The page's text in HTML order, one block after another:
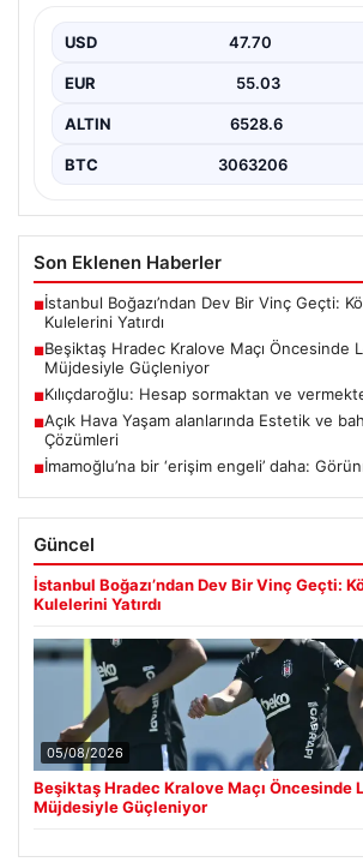
Türk futbolunun köklü kulüplerinden
USD 47.70
EUR 55.03
ALTIN 6528.6
BTC 3063206
Son Eklenen Haberler
■İstanbul Boğazı’ndan Dev Bir Vinç Geçti:
Kulelerini Yatırdı
■Beşiktaş Hradec Kralove Maçı Öncesinde
Müjdesiyle Güçleniyor
■Kılıçdaroğlu: Hesap sormaktan ve
■Açık Hava Yaşam alanlarında Estetik ve
Çözümleri
■İmamoğlu’na bir ‘erişim engeli’ daha:
Güncel
İstanbul Boğazı’ndan Dev Bir Vinç Geçti:
Kulelerini Yatırdı
05/08/2026
Beşiktaş Hradec Kralove Maçı Öncesinde
Müjdesiyle Güçleniyor